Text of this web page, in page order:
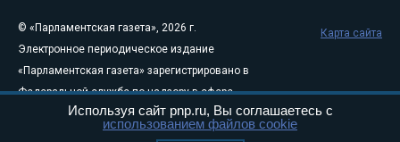
© «Парламентская газета», 2026 г.
Электронное периодическое издание
«Парламентская газета» зарегистрировано в
Федеральной службе по надзору в сфере
связи, информационных технологий и
массовых коммуникаций (Роскомнадзор) 05
Карта сайта
Используя сайт pnp.ru, Вы соглашаетесь с
использованием файлов cookie